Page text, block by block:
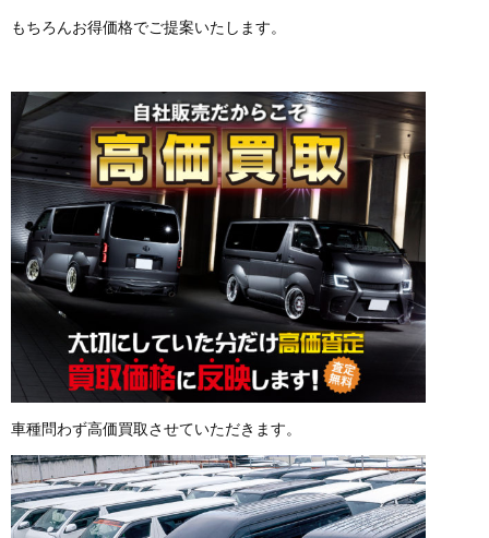
もちろんお得価格でご提案いたします。
車種問わず高価買取させていただきます。